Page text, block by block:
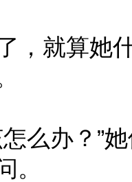
，就算她
么办？”
。